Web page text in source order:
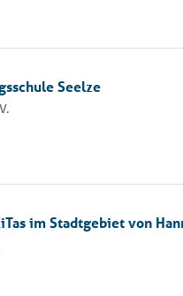
Seelze
im Stadtgebiet von